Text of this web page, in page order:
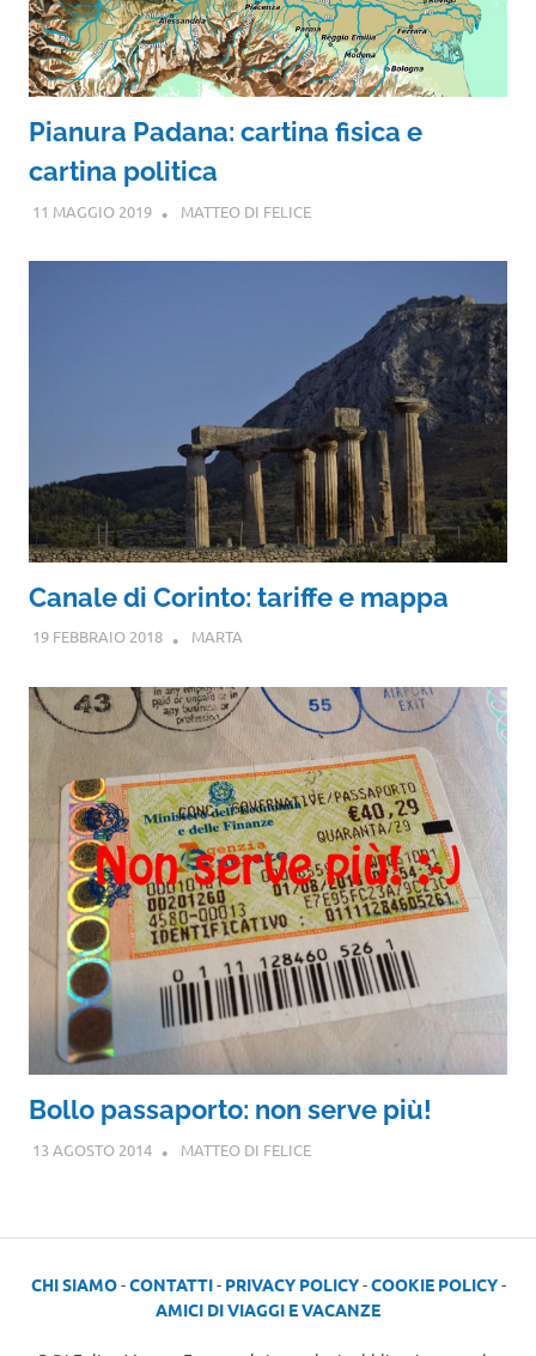
Pianura Padana: cartina fisica e
cartina politica
11 MAGGIO 2019 MATTEO DI FELICE
Canale di Corinto: tariffe e mappa
19 FEBBRAIO 2018 MARTA
Bollo passaporto: non serve più!
13 AGOSTO 2014 MATTEO DI FELICE
CHI SIAMO-CONTATTI- PRIVACY POLICY-COOKIE POLICY-
AMICI DI VIAGGI E VACANZE